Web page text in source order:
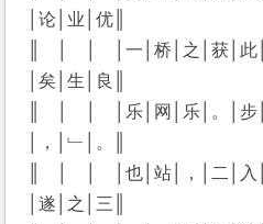
│论│业│优║
║　│　│　│一│桥│之│获│
│矣│生│良║
║　│　│　│乐│网│乐│。│
│，│﹂│。║
║　│　│　│也│站│，│二│
│遂│之│三║